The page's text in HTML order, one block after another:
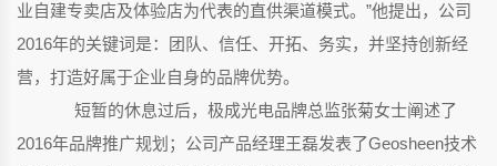
业自建专卖店及体验店为代表的直供渠道模式。”他提出，公司
2016年的关键词是：团队、信任、开拓、务实，并坚持创新经
营，打造好属于企业自身的品牌优势。
短暂的休息过后，极成光电品牌总监张菊女士阐述了
2016年品牌推广规划；公司产品经理王磊发表了Geosheen技术